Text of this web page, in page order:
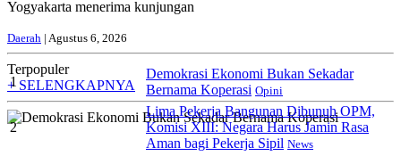
Yogyakarta menerima kunjungan
Daerah | Agustus 6, 2026
Terpopuler
+ SELENGKAPNYA
1
Demokrasi Ekonomi Bukan Sekadar
Bernama Koperasi Opini
2
Lima Pekerja Bangunan Dibunuh OPM,
Komisi XIII: Negara Harus Jamin Rasa
Aman bagi Pekerja Sipil News